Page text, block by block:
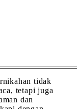
tidak
tetapi juga
dan